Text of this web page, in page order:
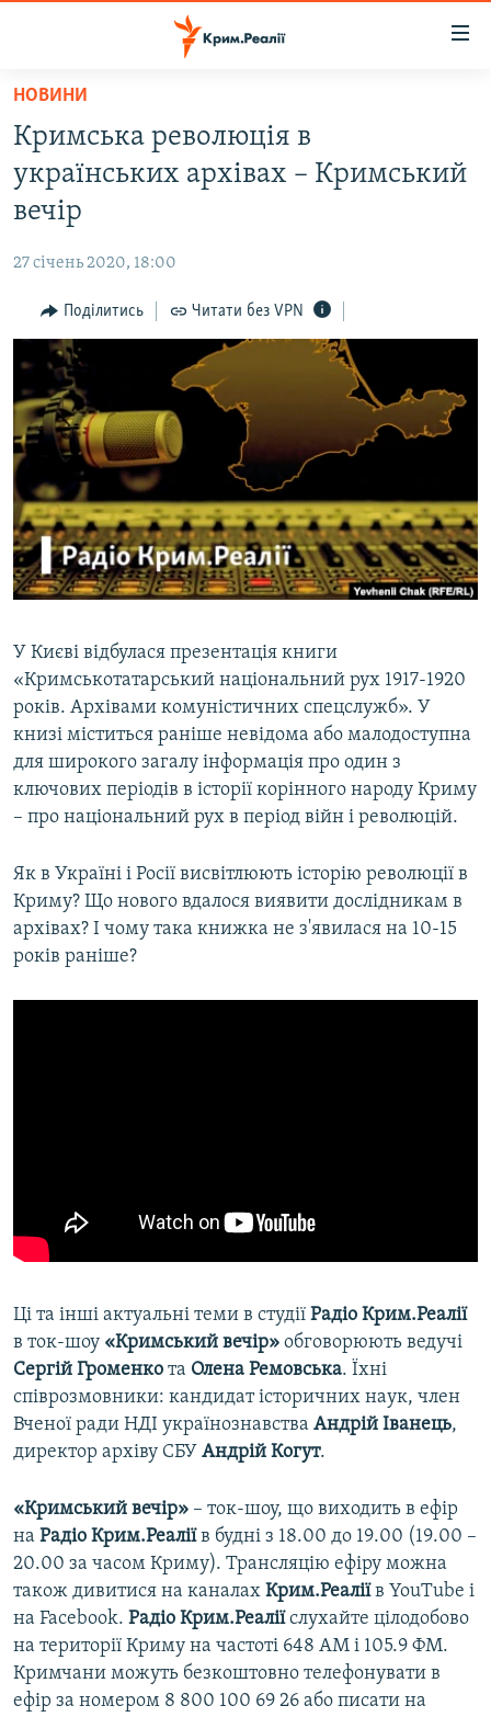
Перейти
основного
матеріалу
Перейти
до
основної
Перейти
до
пошуку
ВОДА.КРИМ
ВІДЕО ТА ФОТО
БЛОГИ
ПОГЛЯД
ІНТЕРВ'Ю
ВСЕ ЗА ДЕНЬ
СПЕЦПРОЕКТИ
ДЕПОРТАЦІЯ
ВІДЕОУРОКИ «ELIFBE»
СВІДЧЕННЯ ОКУПАЦІЇ
УКРАЇНСЬКА ПРОБЛЕМА КРИМУ
ЯК ОБІЙТИ БЛОКУВАННЯ
Русский
Qırımtatar
Усі сайти RFE/RL
НОВИНИ
Кримська революція в
українських архівах – Кримський
вечір
27 січень 2020, 18:00
Поділитись Читати без VPN
У Києві відбулася презентація книги
«Кримськотатарський національний рух 1917-1920
років. Архівами комуністичних спецслужб». У
книзі міститься раніше невідома або малодоступна
для широкого загалу інформація про один з
ключових періодів в історії корінного народу Криму
– про національний рух в період війн і революцій.
Як в Україні і Росії висвітлюють історію революції в
Криму? Що нового вдалося виявити дослідникам в
архівах? І чому така книжка не з'явилася на 10-15
років раніше?
Ці та інші актуальні теми в студії Радіо Крим.Реалії
в ток-шоу «Кримський вечір» обговорюють ведучі
Сергій Громенко та Олена Ремовська. Їхні
співрозмовники: кандидат історичних наук, член
Вченої ради НДІ українознавства Андрій Іванець,
директор архіву СБУ Андрій Когут.
«Кримський вечір» – ток-шоу, що виходить в ефір
на Радіо Крим.Реаліїв будні з 18.00 до 19.00 (19.00 –
20.00 за часом Криму). Трансляцію ефіру можна
також дивитися на каналах Крим.Реаліїв YouTube і
на Facebook. Радіо Крим.Реаліїслухайте цілодобово
на території Криму на частоті 648 АМ і 105.9 ФМ.
Кримчани можуть безкоштовно телефонувати в
ефір за номером 8 800 100 69 26 або писати на